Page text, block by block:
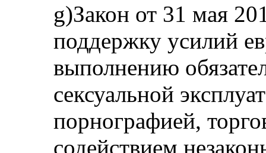
g)Закон от 31 мая
поддержку усилий
выполнению
сексуальной
порнографией,
содействием